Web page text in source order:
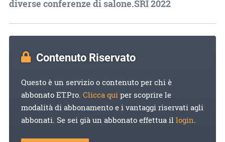
diverse conferenze di salone.SRI 2022
Contenuto Riservato
Questo è un servizio o contenuto per chi è
abbonato ET.Pro. Clicca quiper scoprire le
modalità di abbonamento e i vantaggi riservati agli
abbonati. Se sei già un abbonato effettua illogin.